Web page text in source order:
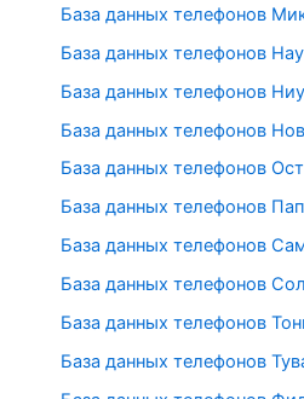
База данных телефонов
База данных телефонов
База данных телефонов
База данных телефонов
База данных телефонов
База данных телефонов
База данных телефонов
База данных телефонов
База данных телефонов
База данных телефонов